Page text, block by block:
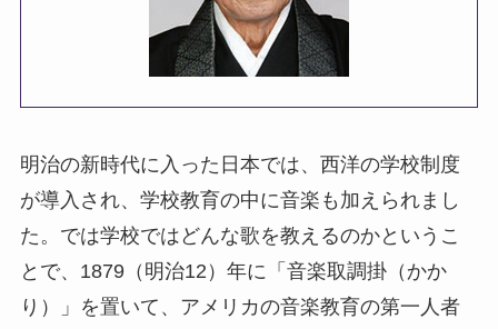
明治の新時代に入った日本では、西洋の学校制度
が導入され、学校教育の中に音楽も加えられまし
た。では学校ではどんな歌を教えるのかというこ
とで、1879（明治12）年に「音楽取調掛（かか
り）」を置いて、アメリカの音楽教育の第一人者